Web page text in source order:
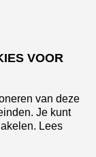
VOOR
van deze
Je kunt
Lees